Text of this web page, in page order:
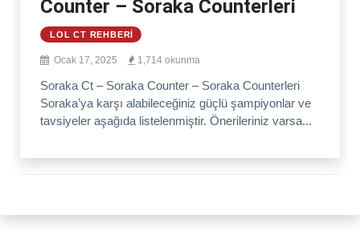
Counter – Soraka Counterleri
LOL CT REHBERI
Ocak 17, 2025 1,714 okunma
Soraka Ct – Soraka Counter – Soraka Counterleri
Soraka’ya karşı alabileceğiniz güçlü şampiyonlar ve
tavsiyeler aşağıda listelenmiştir. Önerileriniz varsa...